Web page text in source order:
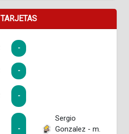
TARJETAS
-
-
-
-
Sergio
Gonzalez - m.